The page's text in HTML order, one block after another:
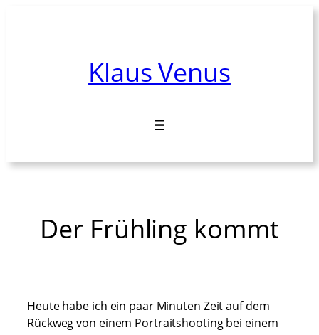
Klaus Venus
Der Frühling kommt
Heute habe ich ein paar Minuten Zeit auf dem
Rückweg von einem Portraitshooting bei einem